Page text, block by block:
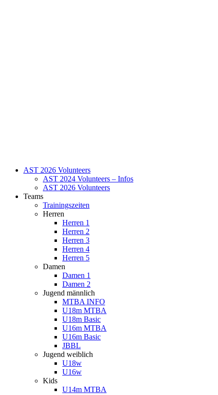
AST 2026 Volunteers
AST 2024 Volunteers – Infos
AST 2026 Volunteers
Teams
Trainingszeiten
Herren
Herren 1
Herren 2
Herren 3
Herren 4
Herren 5
Damen
Damen 1
Damen 2
Jugend männlich
MTBA INFO
U18m MTBA
U18m Basic
U16m MTBA
U16m Basic
JBBL
Jugend weiblich
U18w
U16w
Kids
U14m MTBA